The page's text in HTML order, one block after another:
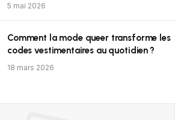
5 mai 2026
Comment la mode queer transforme les
codes vestimentaires au quotidien ?
18 mars 2026